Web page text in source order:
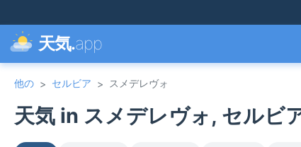
天気.app
他の > セルビア > スメデレヴォ
天気 in スメデレヴォ, セル